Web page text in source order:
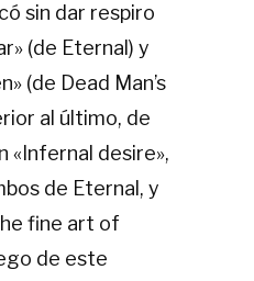
sin dar respiro
(de Eternal) y
(de Dead Man’s
al último, de
«Infernal desire»,
de Eternal, y
fine art of
de este